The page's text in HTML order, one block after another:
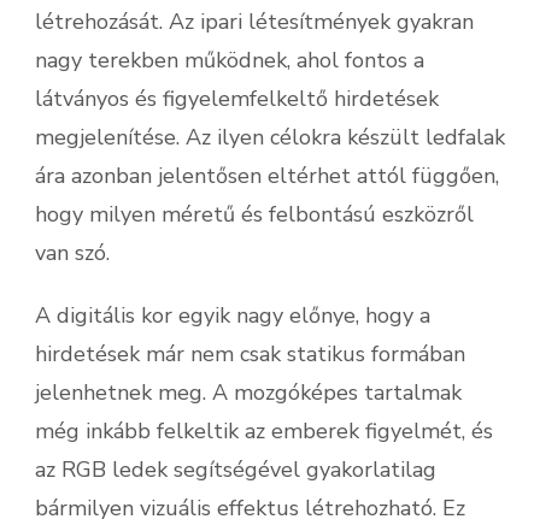
létrehozását. Az ipari létesítmények gyakran
nagy terekben működnek, ahol fontos a
látványos és figyelemfelkeltő hirdetések
megjelenítése. Az ilyen célokra készült ledfalak
ára azonban jelentősen eltérhet attól függően,
hogy milyen méretű és felbontású eszközről
van szó.
A digitális kor egyik nagy előnye, hogy a
hirdetések már nem csak statikus formában
jelenhetnek meg. A mozgóképes tartalmak
még inkább felkeltik az emberek figyelmét, és
az RGB ledek segítségével gyakorlatilag
bármilyen vizuális effektus létrehozható. Ez